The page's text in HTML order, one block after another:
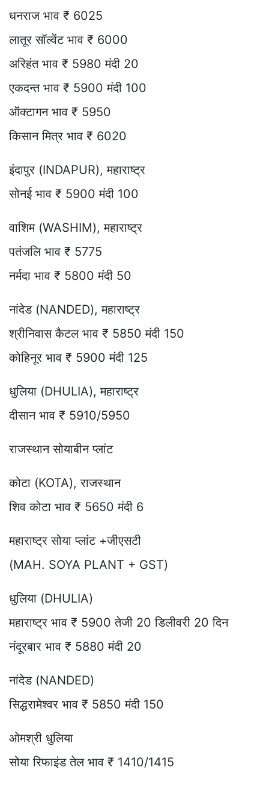
धनराज भाव ₹ 6025
लातूर सॉल्वेंट भाव ₹ 6000
अरिहंत भाव ₹ 5980 मंदी 20
एकदन्त भाव ₹ 5900 मंदी 100
ऑक्टागन भाव ₹ 5950
किसान मित्र भाव ₹ 6020
इंदापुर (INDAPUR), महाराष्ट्र
सोनई भाव ₹ 5900 मंदी 100
वाशिम (WASHIM), महाराष्ट्र
पतंजलि भाव ₹ 5775
नर्मदा भाव ₹ 5800 मंदी 50
नांदेड (NANDED), महाराष्ट्र
श्रीनिवास कैटल भाव ₹ 5850 मंदी 150
कोहिनूर भाव ₹ 5900 मंदी 125
धुलिया (DHULIA), महाराष्ट्र
दीसान भाव ₹ 5910/5950
राजस्थान सोयाबीन प्लांट
कोटा (KOTA), राजस्थान
शिव कोटा भाव ₹ 5650 मंदी 6
महाराष्ट्र सोया प्लांट +जीएसटी
(MAH. SOYA PLANT + GST)
धुलिया (DHULIA)
महाराष्ट्र भाव ₹ 5900 तेजी 20 डिलीवरी 20 दिन
नंदूरबार भाव ₹ 5880 मंदी 20
नांदेड (NANDED)
सिद्धरामेश्वर भाव ₹ 5850 मंदी 150
ओमश्री धुलिया
सोया रिफाइंड तेल भाव ₹ 1410/1415